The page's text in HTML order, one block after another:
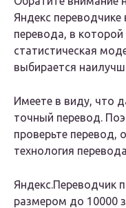
Яндекс
перевода, в
статистическая
выбирается
Имеете в виду, что
точный перевод.
проверьте
технология
Яндекс.Переводчик
размером до 10000